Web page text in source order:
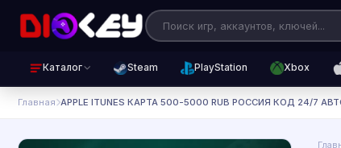
Каталог Steam PlayStation Xbox
Главная APPLE ITUNES КАРТА 500-5000 RUB РОССИЯ КОД 24/7